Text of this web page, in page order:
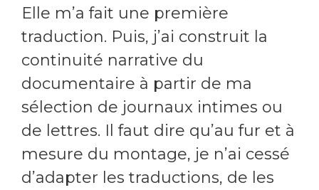
Elle m’a fait une première
traduction. Puis, j’ai construit la
continuité narrative du
documentaire à partir de ma
sélection de journaux intimes ou
de lettres. Il faut dire qu’au fur et à
mesure du montage, je n’ai cessé
d’adapter les traductions, de les